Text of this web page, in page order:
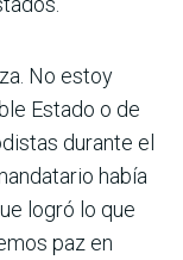
No estoy
Estado o de
durante el
había
logró lo que
paz en